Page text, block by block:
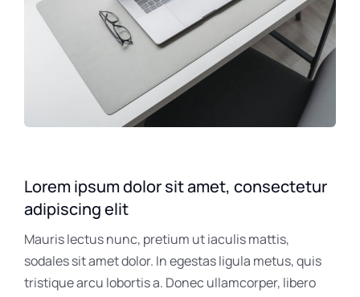
Lorem ipsum dolor sit amet, consectetur
adipiscing elit
Mauris lectus nunc, pretium ut iaculis mattis,
sodales sit amet dolor. In egestas ligula metus, quis
tristique arcu lobortis a. Donec ullamcorper, libero